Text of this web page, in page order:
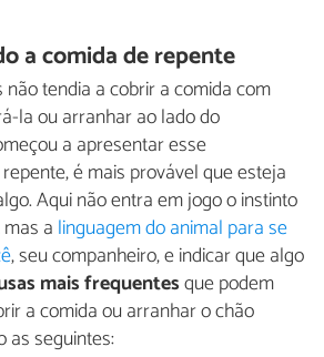
a comida de repente
tendia a cobrir a comida com
la ou arranhar ao lado do
a apresentar esse
é mais provável que esteja
Aqui não entra em jogo o instinto
alinguagem do animal para se
, seu companheiro, e indicar que algo
mais frequentesque podem
a comida ou arranhar o chão
as seguintes: